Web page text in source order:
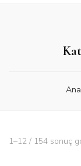
1–12 / 154 sonuç